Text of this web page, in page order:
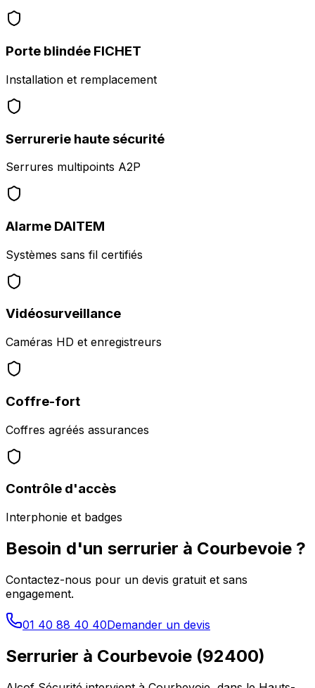
Porte blindée FICHET
Installation et remplacement
Serrurerie haute sécurité
Serrures multipoints A2P
Alarme DAITEM
Systèmes sans fil certifiés
Vidéosurveillance
Caméras HD et enregistreurs
Coffre-fort
Coffres agréés assurances
Contrôle d'accès
Interphonie et badges
Besoin d'un serrurier à Courbevoie ?
Contactez-nous pour un devis gratuit et sans
engagement.
01 40 88 40 40Demander un devis
Serrurier à Courbevoie (92400)